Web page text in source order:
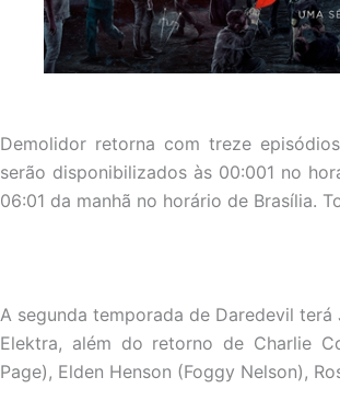
Demolidor retorna com treze
serão disponibilizados às 00:001 no
06:01 da manhã no horário de Brasília.
A segunda temporada de Daredevil
Elektra, além do retorno de Charlie
Page), Elden Henson (Foggy Nelson),